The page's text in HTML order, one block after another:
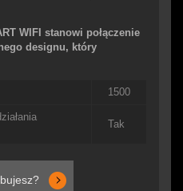
WIFI stanowi połączenie
designu, który
1500
Tak